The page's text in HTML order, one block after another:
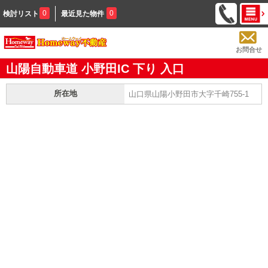
検討リスト 0 最近見た物件 0
お問合せ
山陽自動車道 小野田IC 下り 入口
所在地 山口県山陽小野田市大字千崎755-1